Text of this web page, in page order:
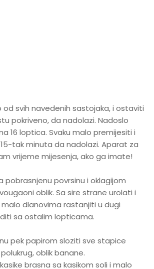
svih navedenih sastojaka, i ostaviti
pokriveno, da nadolazi. Nadoslo
16 loptica. Svaku malo premijesiti i
tak minuta da nadolazi. Aparat za
vrijeme mijesenja, ako ga imate!
pobrasnjenu povrsinu i oklagijom
oblik. Sa sire strane urolati i
dlanovima rastanjiti u dugi
sa ostalim lopticama.
pek papirom sloziti sve stapice
oblik banane.
brasna sa kasikom soli i malo